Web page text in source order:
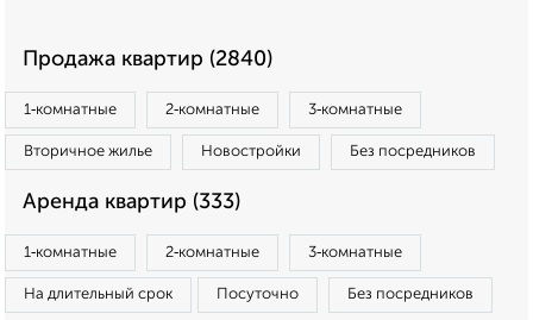
Продажа квартир (2840)
1‑комнатные 2‑комнатные 3‑комнатные
Вторичное жилье Новостройки Без посредников
Аренда квартир (333)
1‑комнатные 2‑комнатные 3‑комнатные
На длительный срок Посуточно Без посредников